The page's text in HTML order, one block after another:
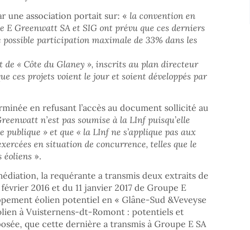
une association portait sur: « la convention en
E Greenwatt SA et SIG ont prévu que ces derniers
participation maximale de 33% dans les
de « Côte du Glaney », inscrits au plan directeur
ces projets voient le jour et soient développés par
en refusant l’accès au document sollicité au
n’est pas soumise à la LInf puisqu’elle
publique » et que « la LInf ne s’applique pas aux
en situation de concurrence, telles que le
éoliens ».
la requérante a transmis deux extraits de
2016 et du 11 janvier 2017 de Groupe E
éolien potentiel en « Glâne-Sud &Veveyse
à Vuisternens-dt-Romont : potentiels et
que cette dernière a transmis à Groupe E SA